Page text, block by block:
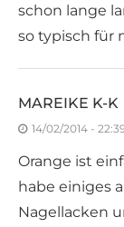
schon lange
so typisch für
MAREIKE K-K
14/02/2014 -
Orange ist
habe einiges
Nagellacken